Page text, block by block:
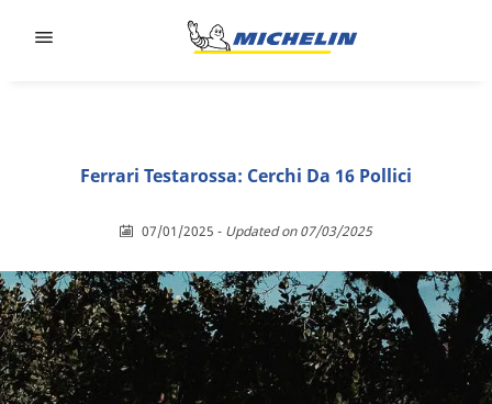
Ferrari Testarossa: Cerchi Da 16 Pollici
07/01/2025 - Updated on 07/03/2025